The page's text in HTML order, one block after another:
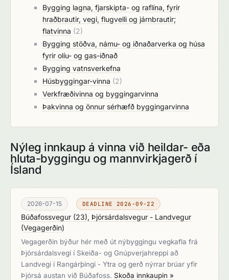
Bygging lagna, fjarskipta- og raflína, fyrir
hraðbrautir, vegi, flugvelli og járnbrautir;
flatvinna (2)
Bygging stöðva, námu- og iðnaðarverka og húsa
fyrir olíu- og gas-iðnað
Bygging vatnsverkefna
Húsbyggingar-vinna (2)
Verkfræðivinna og byggingarvinna
Þakvinna og önnur sérhæfð byggingarvinna
Nýleg innkaup á vinna við heildar- eða
hluta-byggingu og mannvirkjagerð í
Ísland
2026-07-15 DEADLINE 2026-09-22
Búðafossvegur (23), Þjórsárdalsvegur - Landvegur
(Vegagerðin)
Vegagerðin býður hér með út nýbyggingu vegkafla frá
Þjórsárdalsvegi í Skeiða- og Gnúpverjahreppi að
Landvegi í Rangárþingi - Ytra og gerð nýrrar brúar yfir
Þjórsá austan við Búðafoss. Skoða innkaupin »